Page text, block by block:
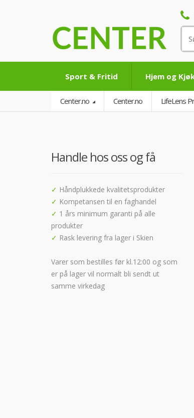
Sport & Fritid Hjem og
Center.no Center.no LifeLens
Handle hos oss og få
✓ Håndplukkede kvalitetsprodukter
✓ Kompetansen til en faghandel
✓ 1 års minimum garanti på alle
produkter
✓ Rask levering fra lager i Skien
Varer som bestilles før kl.12:00 og som
er på lager vil normalt bli sendt ut
samme virkedag